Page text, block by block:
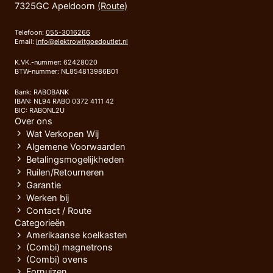
7325GC Apeldoorn (Route)
Telefoon: 055-3016266
Email: info@elektrowitgoedoutlet.nl
K.VK.-nummer: 62428020
BTW-nummer: NL854813986B01
Bank: RABOBANK
IBAN: NL94 RABO 0372 4111 42
BIC: RABONL2U
Over ons
Wat Verkopen Wij
Algemene Voorwaarden
Betalingsmogelijkheden
Ruilen/Retourneren
Garantie
Werken bij
Contact / Route
Categorieën
Amerikaanse koelkasten
(Combi) magnetrons
(Combi) ovens